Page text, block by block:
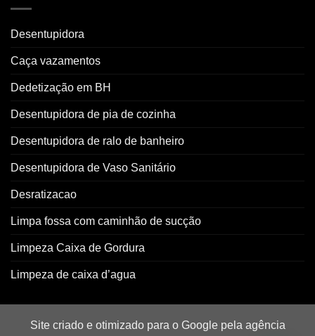
Desentupidora
Caça vazamentos
Dedetização em BH
Desentupidora de pia de cozinha
Desentupidora de ralo de banheiro
Desentupidora de Vaso Sanitário
Desratizacao
Limpa fossa com caminhão de sucção
Limpeza Caixa de Gordura
Limpeza de caixa d’agua
Site criado e otimizado para o Google pela agência